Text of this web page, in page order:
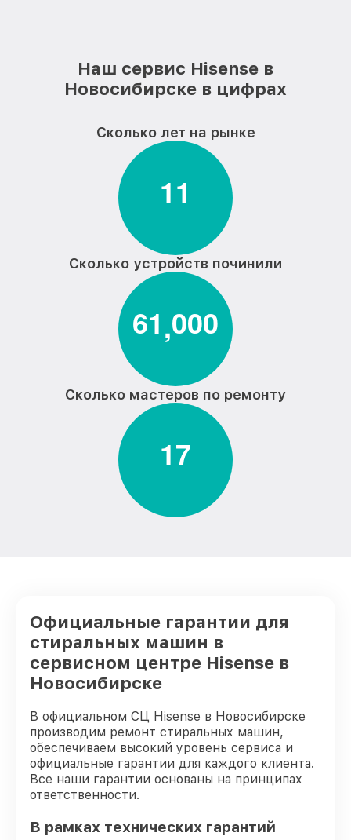
Замена опоры бака стиральной машины
Hisense
от 2800₽
Замена селектора программ
стиральной машины Hisense
Замена шторок барабана стиральной
Замена пружин стиральной машины
Hisense
Замена верхнего противовеса
стиральной машины Hisense
Ремонт или замена дозатора моющих
средств стиральной машины Hisense
Ремонт/замена датчика температуры
стиральной машины Hisense
Замена мотора стиральной машины
Замена подшипников стиральной
Замена амортизаторов стиральной
Корпусный ремонт (замена резинок,
креплений, кнопок) стиральной машины
Hisense
Ремонт платы управления
(восстановление) стиральной машины
Замена ТЭН стиральной машины Hisense от 1200₽
Замена блока управления стиральной
машины Hisense
Наш сервис Hisense в
Новосибирске в цифрах
Сколько лет на рынке
11
Сколько устройств починили
61,000
Сколько мастеров по ремонту
17
Официальные гарантии для
стиральных машин в
сервисном центре Hisense в
Новосибирске
В официальном СЦ Hisense в Новосибирске
производим ремонт стиральных машин,
обеспечиваем высокий уровень сервиса и
официальные гарантии для каждого клиента.
Все наши гарантии основаны на принципах
ответственности.
В рамках технических гарантий